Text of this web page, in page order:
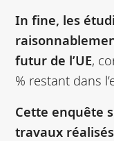
In fine, les
futur de l’UE,
% restant dans
Cette enquête
travaux